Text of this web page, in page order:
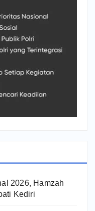
2026, Hamzah
Kediri